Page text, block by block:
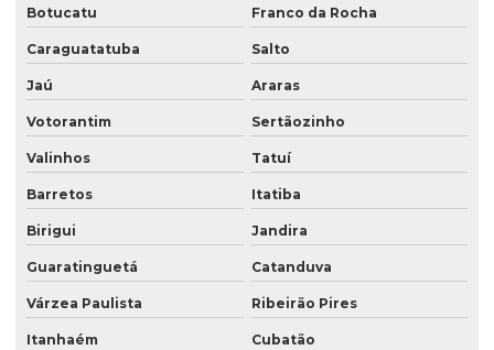
Saco de rafia boca aberta
Saco stand up
Saco stand up pouche
Saco com válvula
Saco valvula lateral
Saco valvula topo
Saco valvulado 20 kg
Saco valvulado 25kg
Botucatu Franco da Rocha
Caraguatatuba Salto
Jaú Araras
Votorantim Sertãozinho
Valinhos Tatuí
Barretos Itatiba
Birigui Jandira
Guaratinguetá Catanduva
Várzea Paulista Ribeirão Pires
Itanhaém Cubatão